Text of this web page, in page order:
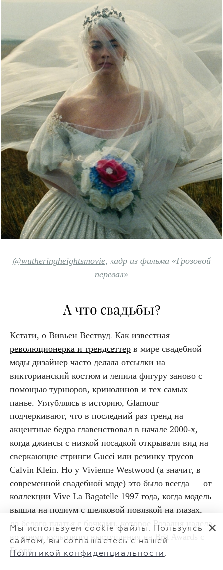
@wutheringheightsmovie, кадр из фильма «Грозовой
перевал»
А что свадьбы?
Кстати, о Вивьен Вествуд. Как известная
революционерка и трендсеттер в мире свадебной
моды дизайнер часто делала отсылки на
викторианский костюм и лепила фигуру заново с
помощью турнюров, кринолинов и тех самых
панье. Углубляясь в историю, Glamour
подчеркивают, что в последний раз тренд на
акцентные бедра главенствовал в начале 2000-х,
когда джинсы с низкой посадкой открывали вид на
сверкающие стринги Gucci или резинку трусов
Calvin Klein. Но у Vivienne Westwood (а значит, в
современной свадебной моде) это было всегда — от
коллекции Vive La Bagatelle 1997 года, когда модель
вышла на подиум с шелковой повязкой на глазах,
до белого платья с бочками, которое Розалия надела
во время культового выступления на Brit Awards с
Бьорк.
Мы используем cookie файлы. Пользуясь
сайтом, вы соглашаетесь с нашей
Политикой конфиденциальности .
✕